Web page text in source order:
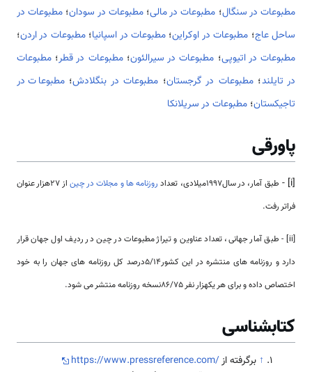
مطبوعات در سنگال؛ مطبوعات در مالی؛مطبوعات در سودان؛ مطبوعات در
ساحل عاج؛ مطبوعات در اوکراین؛ مطبوعات در اسپانیا؛مطبوعات در اردن؛
مطبوعات در اتیوپی؛ مطبوعات در سیرالئون؛مطبوعات در قطر؛ مطبوعات
در تایلند؛مطبوعات در گرجستان؛ مطبوعات در بنگلادش؛مطبوعات در
تاجیکستان؛ مطبوعات در سریلانکا
پاورقی
[i] - طبق آمار، در سال1997میلادی، تعداد روزنامه ها و مجلات در چین
از 27هزار عنوان
فراتر رفت.
[ii] - طبق آمار جهانی، تعداد عناوین و تیراژ مطبوعات در چین در ردیف اول جهان قرار
دارد و روزنامه های منتشره در این کشور5/14درصد کل روزنامه های جهان را به خود
اختصاص داده و برای هر یکهزار نفر 86/75نسخه روزنامه منتشر می شود.
کتابشناسی
↑ برگرفته ازhttps://www.pressreference.com/